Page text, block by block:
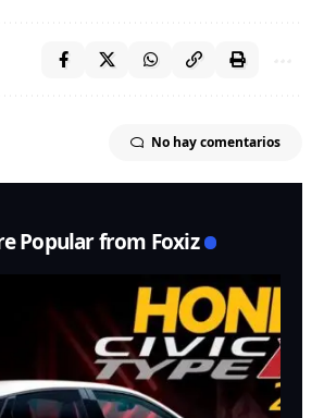
No hay comentarios
Popular from Foxiz